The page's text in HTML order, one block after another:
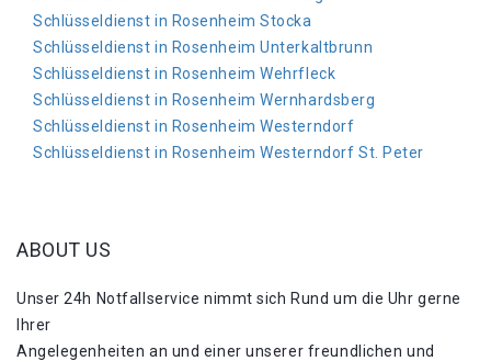
Schlüsseldienst in Rosenheim Stocka
Schlüsseldienst in Rosenheim Unterkaltbrunn
Schlüsseldienst in Rosenheim Wehrfleck
Schlüsseldienst in Rosenheim Wernhardsberg
Schlüsseldienst in Rosenheim Westerndorf
Schlüsseldienst in Rosenheim Westerndorf St. Peter
ABOUT US
Unser 24h Notfallservice nimmt sich Rund um die Uhr gerne
Ihrer
Angelegenheiten an und einer unserer freundlichen und